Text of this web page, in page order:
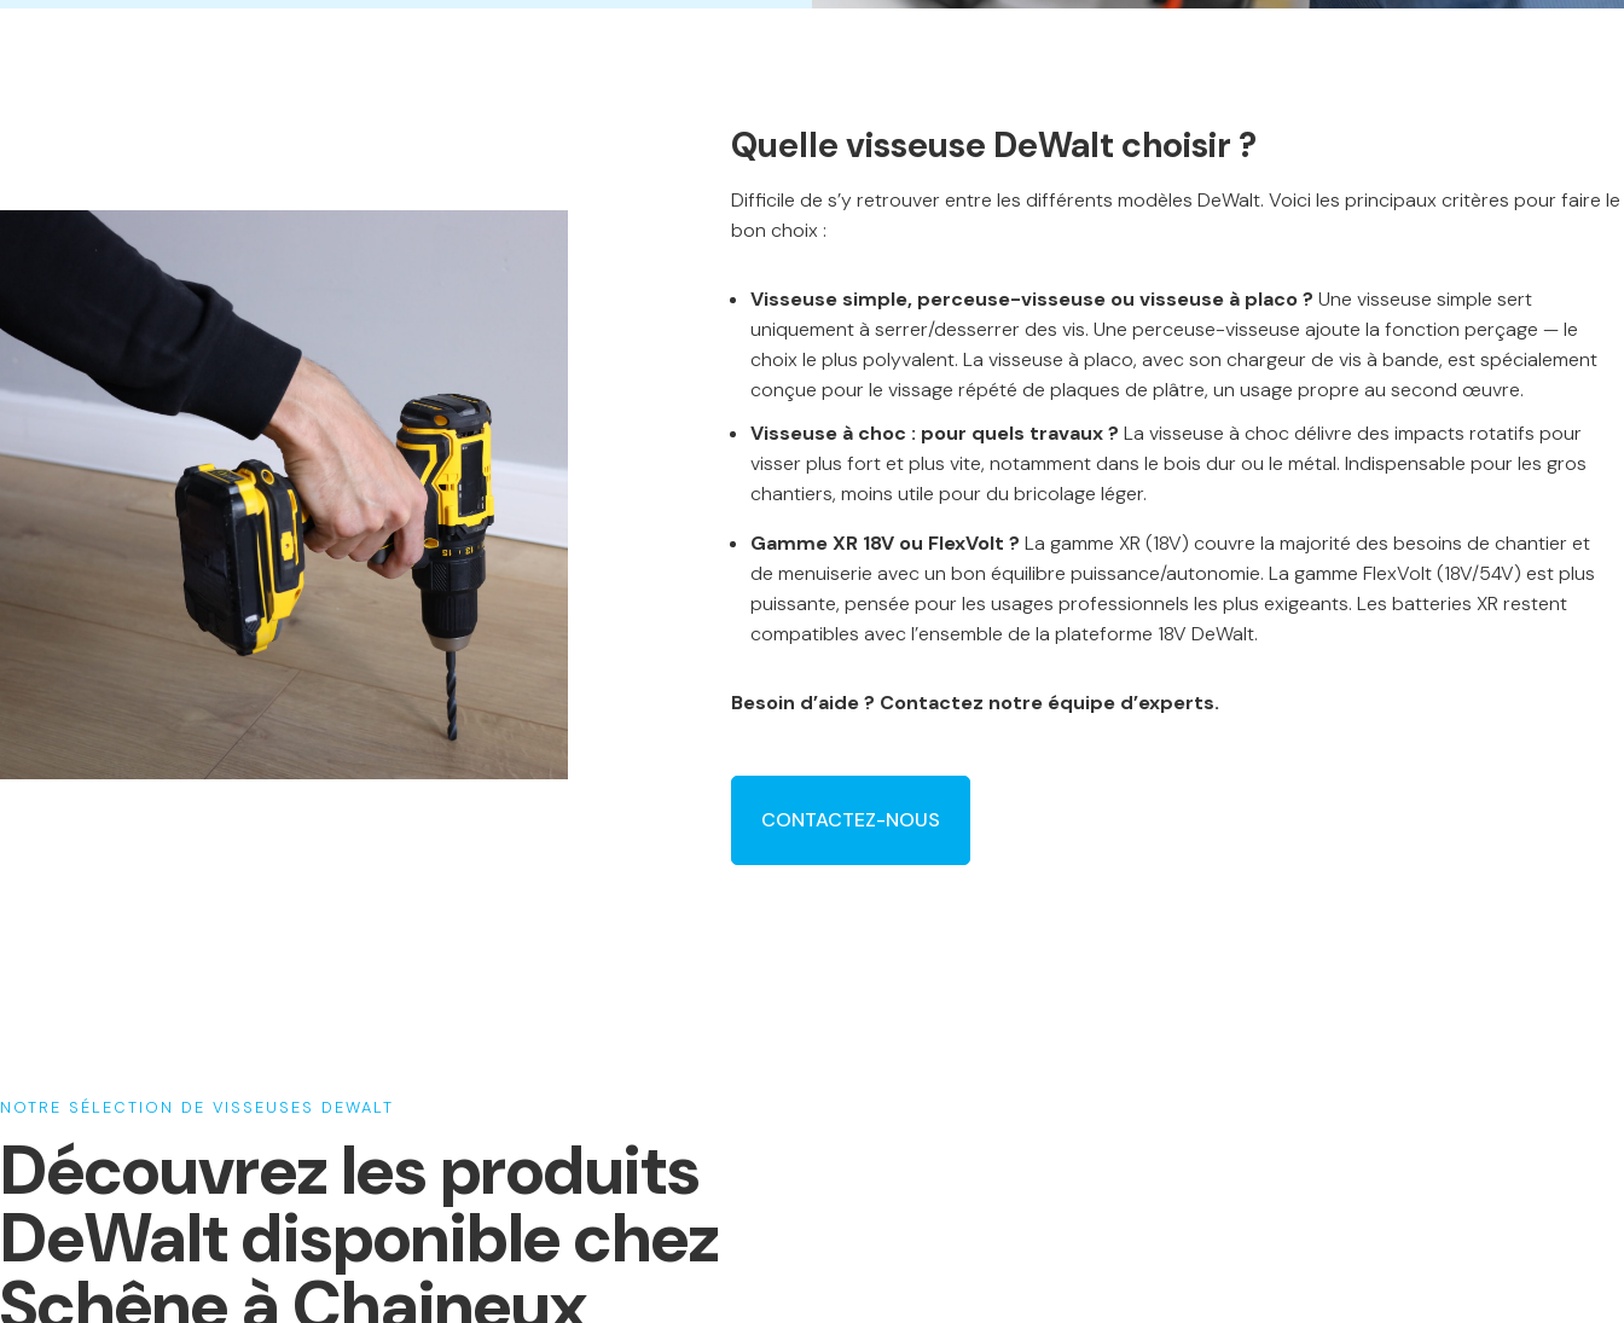
Quelle visseuse DeWalt choisir ?
Difficile de s’y retrouver entre les différents modèles DeWalt. Voici les principaux critères pour faire le
bon choix :
Visseuse simple, perceuse-visseuse ou visseuse à placo ? Une visseuse simple sert
uniquement à serrer/desserrer des vis. Une perceuse-visseuse ajoute la fonction perçage — le
choix le plus polyvalent. La visseuse à placo, avec son chargeur de vis à bande, est spécialement
conçue pour le vissage répété de plaques de plâtre, un usage propre au second œuvre.
Visseuse à choc : pour quels travaux ? La visseuse à choc délivre des impacts rotatifs pour
visser plus fort et plus vite, notamment dans le bois dur ou le métal. Indispensable pour les gros
chantiers, moins utile pour du bricolage léger.
Gamme XR 18V ou FlexVolt ? La gamme XR (18V) couvre la majorité des besoins de chantier et
de menuiserie avec un bon équilibre puissance/autonomie. La gamme FlexVolt (18V/54V) est plus
puissante, pensée pour les usages professionnels les plus exigeants. Les batteries XR restent
compatibles avec l’ensemble de la plateforme 18V DeWalt.
Besoin d’aide ? Contactez notre équipe d’experts.
CONTACTEZ-NOUS
NOTRE SÉLECTION DE VISSEUSES DEWALT
Découvrez les produits
DeWalt disponible chez